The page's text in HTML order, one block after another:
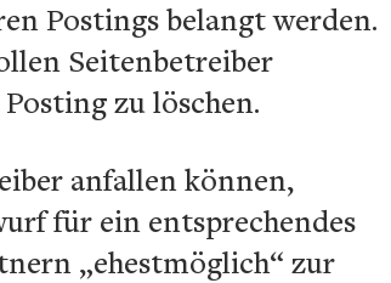
Postings belangt werden.
Seitenbetreiber
zu löschen.
anfallen können,
für ein entsprechendes
„ehestmöglich“ zur